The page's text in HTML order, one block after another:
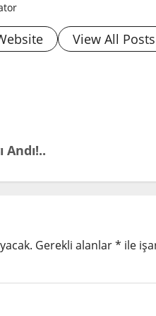
View All Posts
Andı!..
Gerekli alanlar* ile